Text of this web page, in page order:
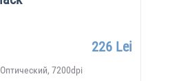
226 Lei
7200dpi